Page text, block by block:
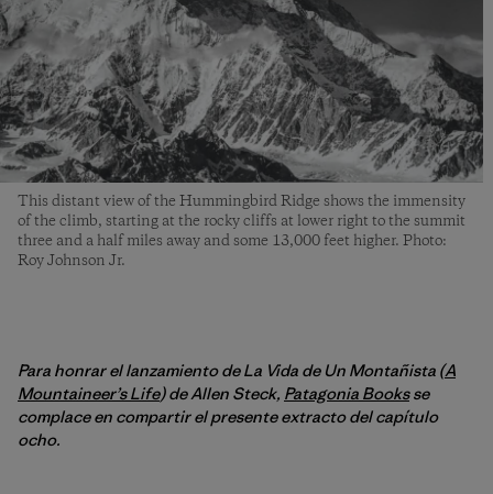
This distant view of the Hummingbird Ridge shows the immensity
of the climb, starting at the rocky cliffs at lower right to the summit
three and a half miles away and some 13,000 feet higher. Photo:
Roy Johnson Jr.
Para honrar el lanzamiento de La Vida de Un Montañista (A
Mountaineer’s Life) de Allen Steck, Patagonia Booksse
complace en compartir el presente extracto del capítulo
ocho.